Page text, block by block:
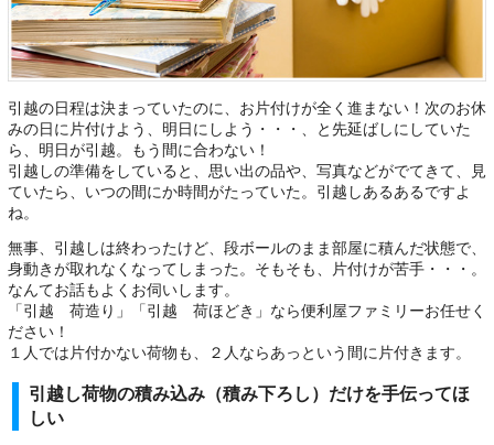
引越の日程は決まっていたのに、お片付けが全く進まない！次のお休
みの日に片付けよう、明日にしよう・・・、と先延ばしにしていた
ら、明日が引越。もう間に合わない！
引越しの準備をしていると、思い出の品や、写真などがでてきて、見
ていたら、いつの間にか時間がたっていた。引越しあるあるですよ
ね。
無事、引越しは終わったけど、段ボールのまま部屋に積んだ状態で、
身動きが取れなくなってしまった。そもそも、片付けが苦手・・・。
なんてお話もよくお伺いします。
「引越 荷造り」「引越 荷ほどき」なら便利屋ファミリーお任せく
ださい！
１人では片付かない荷物も、２人ならあっという間に片付きます。
引越し荷物の積み込み（積み下ろし）だけを手伝ってほ
しい